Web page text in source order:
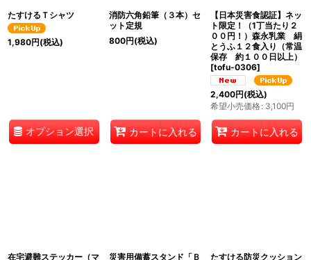
たすけるＴシャツ
1,980円(税込)
オプション選択
消防六角鉛筆（３本）セ
ット定規
800円(税込)
カートに入れる
【日本災害食認証】ネッ
ト限定！（1丁当たり２
００円！）森永乳業 絹
とうふ１２食入り（常温
保存 約１００日以上）
[tofu-0306]
2,400円(税込)
希望小売価格: 3,100円
カートに入れる
在宅避難ステッカー（マ
災害用備蓄スタンド「Ｂ
たすける防災クッション